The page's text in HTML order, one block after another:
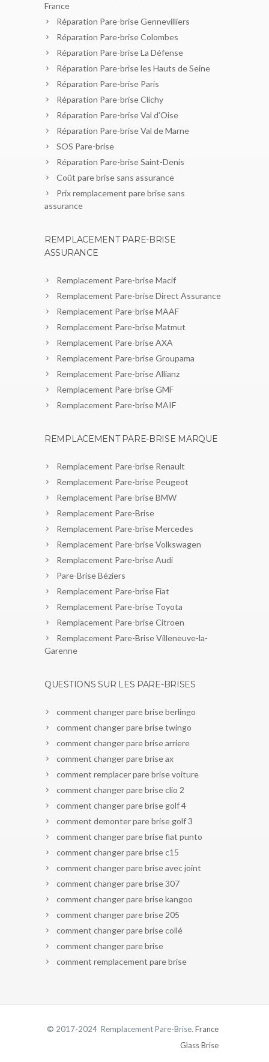
France
Réparation Pare-brise Gennevilliers
Réparation Pare-brise Colombes
Réparation Pare-brise La Défense
Réparation Pare-brise les Hauts de Seine
Réparation Pare-brise Paris
Réparation Pare-brise Clichy
Réparation Pare-brise Val d’Oise
Réparation Pare-brise Val de Marne
SOS Pare-brise
Réparation Pare-brise Saint-Denis
Coût pare brise sans assurance
Prix remplacement pare brise sans
assurance
REMPLACEMENT PARE-BRISE
ASSURANCE
Remplacement Pare-brise Macif
Remplacement Pare-brise Direct Assurance
Remplacement Pare-brise MAAF
Remplacement Pare-brise Matmut
Remplacement Pare-brise AXA
Remplacement Pare-brise Groupama
Remplacement Pare-brise Allianz
Remplacement Pare-brise GMF
Remplacement Pare-brise MAIF
REMPLACEMENT PARE-BRISE MARQUE
Remplacement Pare-brise Renault
Remplacement Pare-brise Peugeot
Remplacement Pare-brise BMW
Remplacement Pare-Brise
Remplacement Pare-brise Mercedes
Remplacement Pare-brise Volkswagen
Remplacement Pare-brise Audi
Pare-Brise Béziers
Remplacement Pare-brise Fiat
Remplacement Pare-brise Toyota
Remplacement Pare-brise Citroen
Remplacement Pare-Brise Villeneuve-la-
Garenne
QUESTIONS SUR LES PARE-BRISES
comment changer pare brise berlingo
comment changer pare brise twingo
comment changer pare brise arriere
comment changer pare brise ax
comment remplacer pare brise voiture
comment changer pare brise clio 2
comment changer pare brise golf 4
comment demonter pare brise golf 3
comment changer pare brise fiat punto
comment changer pare brise c15
comment changer pare brise avec joint
comment changer pare brise 307
comment changer pare brise kangoo
comment changer pare brise 205
comment changer pare brise collé
comment changer pare brise
comment remplacement pare brise
© 2017-2024 Remplacement Pare-Brise. France
Glass Brise